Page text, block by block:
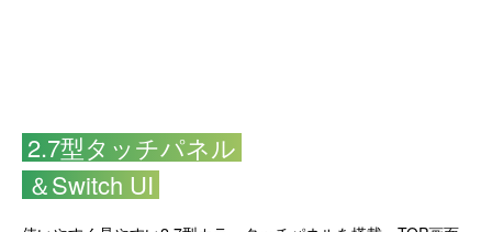
2.7型タッチパネル
＆Switch UI